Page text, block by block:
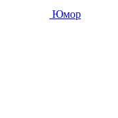
Юмор